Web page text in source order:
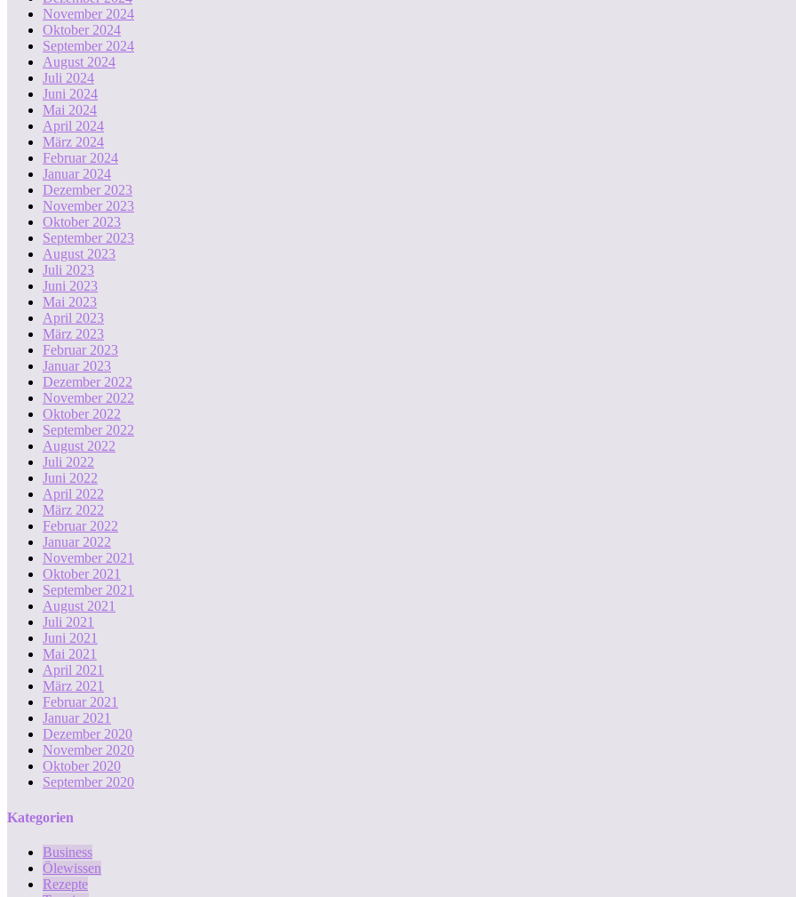
November 2024
Oktober 2024
September 2024
August 2024
Juli 2024
Juni 2024
Mai 2024
April 2024
März 2024
Februar 2024
Januar 2024
Dezember 2023
November 2023
Oktober 2023
September 2023
August 2023
Juli 2023
Juni 2023
Mai 2023
April 2023
März 2023
Februar 2023
Januar 2023
Dezember 2022
November 2022
Oktober 2022
September 2022
August 2022
Juli 2022
Juni 2022
April 2022
März 2022
Februar 2022
Januar 2022
November 2021
Oktober 2021
September 2021
August 2021
Juli 2021
Juni 2021
Mai 2021
April 2021
März 2021
Februar 2021
Januar 2021
Dezember 2020
November 2020
Oktober 2020
September 2020
Kategorien
Business
Ölewissen
Rezepte